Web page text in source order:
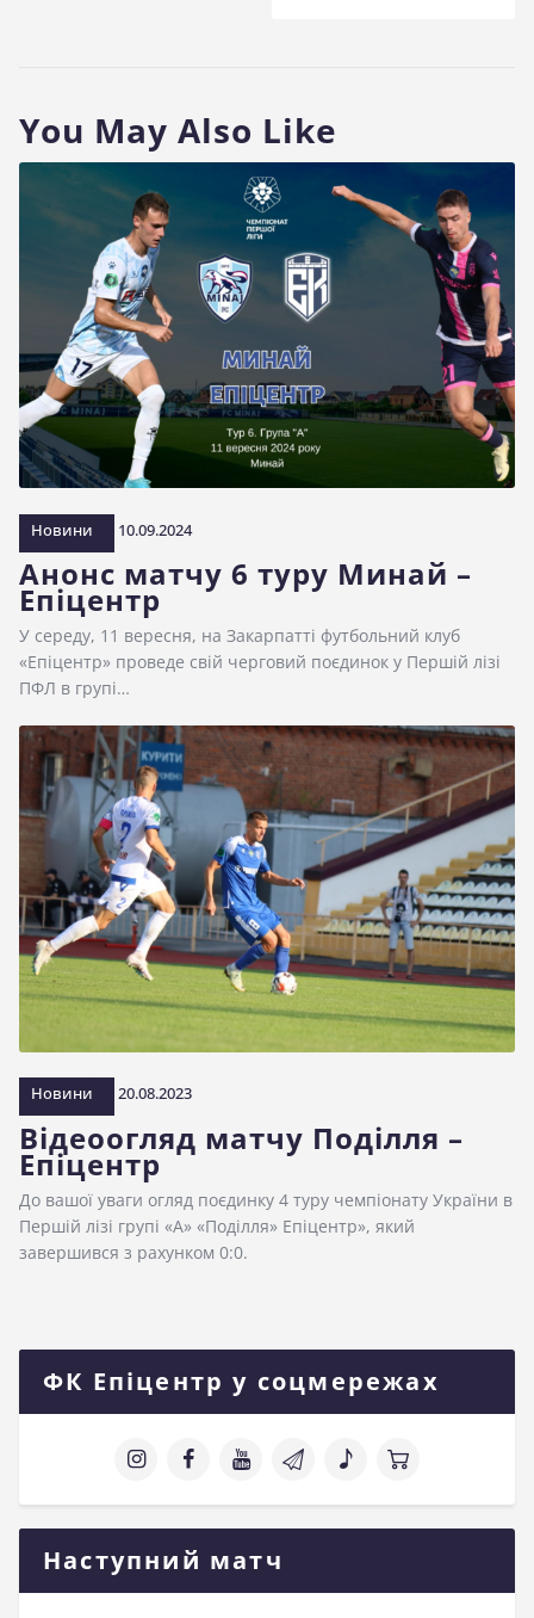
You May Also Like
Новини 10.09.2024
Анонс матчу 6 туру Минай –
Епіцентр
У середу, 11 вересня, на Закарпатті футбольний клуб
«Епіцентр» проведе свій черговий поєдинок у Першій лізі
ПФЛ в групі…
Новини 20.08.2023
Відеоогляд матчу Поділля –
Епіцентр
До вашої уваги огляд поєдинку 4 туру чемпіонату України в
Першій лізі групі «А» «Поділля» Епіцентр», який
завершився з рахунком 0:0.
ФК Епіцентр у соцмережах
Наступний матч